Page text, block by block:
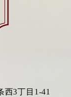
西3丁目1-41